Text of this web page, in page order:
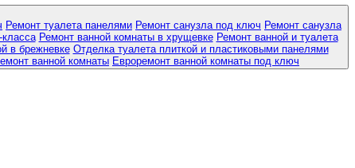
Ремонт туалета панелями Ремонт санузла под ключ Ремонт санузла
Ремонт ванной комнаты в хрущевке Ремонт ванной и туалета
в брежневке Отделка туалета плиткой и пластиковыми панелями
ванной комнаты Евроремонт ванной комнаты под ключ